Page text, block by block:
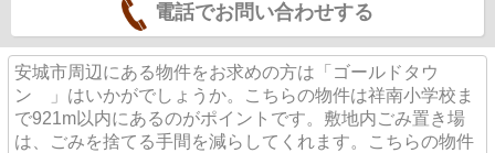
電話でお問い合わせする
安城市周辺にある物件をお求めの方は「ゴールドタウ
ン 」はいかがでしょうか。こちらの物件は祥南小学校ま
で921m以内にあるのがポイントです。敷地内ごみ置き場
は、ごみを捨てる手間を減らしてくれます。こちらの物件